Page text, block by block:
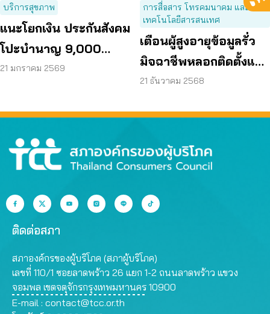
บริการสุขภาพ
แนะโยกเงิน ประกันสังคม
โปะบำนาญ 9,000
บาท/เดือน
21 มกราคม 2569
การสื่อสาร โทรคมนาคม และ
เทคโนโลยีสารสนเทศ
เตือนผู้สูงอายุข้อมูลรั่ว
มิจฉาชีพหลอกติดตั้งแอ
ปดูดเงิน สูญกว่า 1.5 ล้าน
21 ธันวาคม 2568
ติดต่อสภา
สภาองค์กรของผู้บริโภค (สภาผู้บริโภค)
เลขที่ 110/1 ซอยลาดพร้าว 26 แยก 1-2 ถนนลาดพร้าว แขวง
จอมพล เขตจตุจักรกรุงเทพมหานคร 10900
E-mail : contact@tcc.or.th